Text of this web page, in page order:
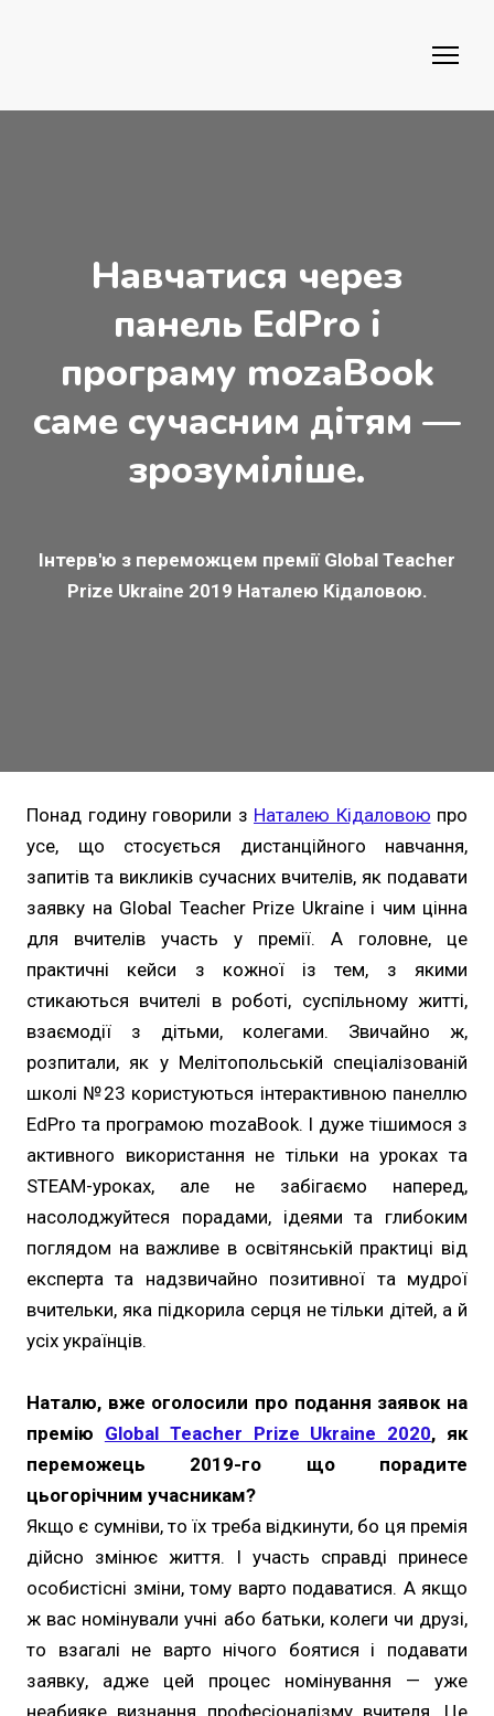
Навчатися через
панель EdPro і
програму mozaBook
саме сучасним дітям —
зрозуміліше.
Інтерв'ю з переможцем премії Global Teacher
Prize Ukraine 2019 Наталею Кідаловою.
Понад годину говорили з Наталею Кідаловою про
усе, що стосується дистанційного навчання,
запитів та викликів сучасних вчителів, як подавати
заявку на Global Teacher Prize Ukraine і чим цінна
для вчителів участь у премії. А головне, це
практичні кейси з кожної із тем, з якими
стикаються вчителі в роботі, суспільному житті,
взаємодії з дітьми, колегами. Звичайно ж,
розпитали, як у Мелітопольській спеціалізованій
школі №23 користуються інтерактивною панеллю
EdPro та програмою mozaBook. І дуже тішимося з
активного використання не тільки на уроках та
STEAM-уроках, але не забігаємо наперед,
насолоджуйтеся порадами, ідеями та глибоким
поглядом на важливе в освітянській практиці від
експерта та надзвичайно позитивної та мудрої
вчительки, яка підкорила серця не тільки дітей, а й
усіх українців.
Наталю, вже оголосили про подання заявок на
премію Global Teacher Prize Ukraine 2020, як
переможець 2019-го що порадите
цьогорічним учасникам?
Якщо є сумніви, то їх треба відкинути, бо ця премія
дійсно змінює життя. І участь справді принесе
особистісні зміни, тому варто подаватися. А якщо
ж вас номінували учні або батьки, колеги чи друзі,
то взагалі не варто нічого боятися і подавати
заявку, адже цей процес номінування — уже
неабияке визнання професіоналізму вчителя. Це